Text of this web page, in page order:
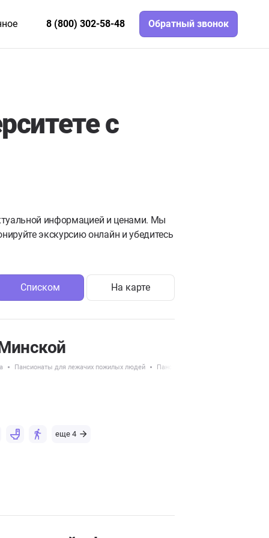
8 (800) 302-58-48 Обратный звонок
с
информацией и ценами. Мы
экскурсию онлайн и убедитесь
Списком На карте
Пансионаты для лежачих пожилых людей Пансионаты для длительного
еще 4